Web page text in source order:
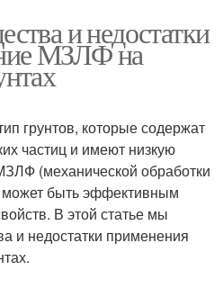
и недостатки
МЗЛФ на
грунтов, которые содержат
частиц и имеют низкую
(механической обработки
может быть эффективным
В этой статье мы
и недостатки применения